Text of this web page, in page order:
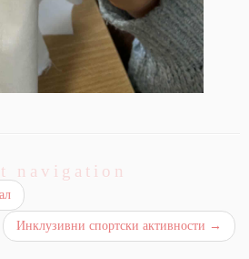
navigation
Инклузивни спортски активности →